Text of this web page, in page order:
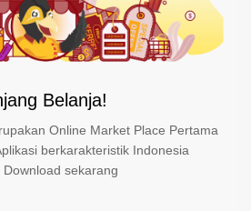
Belanja!
Online Market Place Pertama
berkarakteristik Indonesia
sekarang